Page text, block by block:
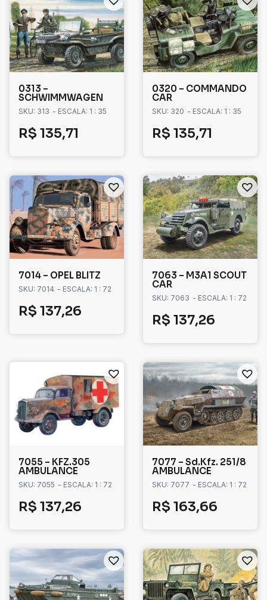
0313 –
SCHWIMMWAGEN
SKU: 313 - ESCALA: 1 : 35
R$ 135,71
0320 – COMMANDO
CAR
SKU: 320 - ESCALA: 1 : 35
R$ 135,71
7014 – OPEL BLITZ
SKU: 7014 - ESCALA: 1 : 72
R$ 137,26
7063 – M3A1 SCOUT
CAR
SKU: 7063 - ESCALA: 1 : 72
R$ 137,26
7055 – KFZ.305
AMBULANCE
SKU: 7055 - ESCALA: 1 : 72
R$ 137,26
7077 – Sd.Kfz. 251/8
AMBULANCE
SKU: 7077 - ESCALA: 1 : 72
R$ 163,66